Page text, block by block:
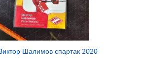
Шалимов спартак 2020